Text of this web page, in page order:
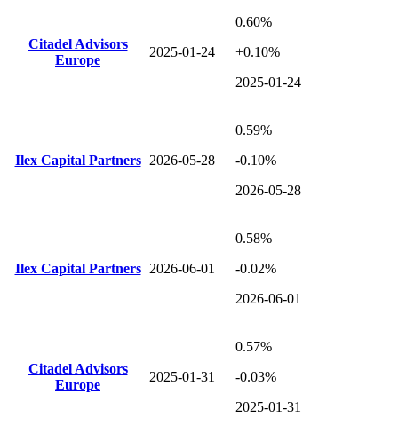
Citadel Advisors
Europe
2025-01-24
0.60%
+0.10%
2025-01-24
Ilex Capital Partners 2026-05-28
0.59%
-0.10%
2026-05-28
Ilex Capital Partners 2026-06-01
0.58%
-0.02%
2026-06-01
Citadel Advisors
Europe
2025-01-31
0.57%
-0.03%
2025-01-31